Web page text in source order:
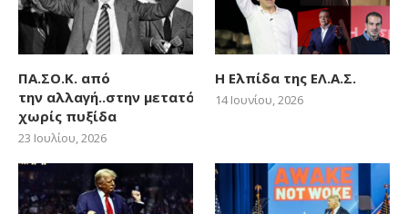
ΠΑ.ΣΟ.Κ. από
την αλλαγή..στην μετατόπιση
χωρίς πυξίδα
23 Ιουλίου, 2026
Η Ελπίδα της ΕΛ.Α.Σ.
14 Ιουνίου, 2026